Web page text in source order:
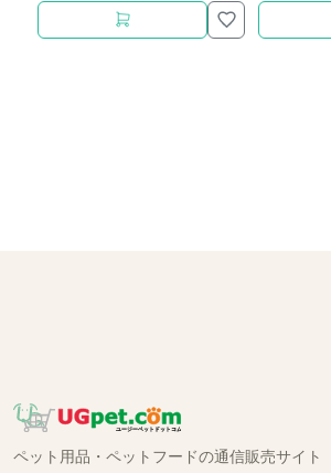
ペット用品・ペットフードの通信販売サイト